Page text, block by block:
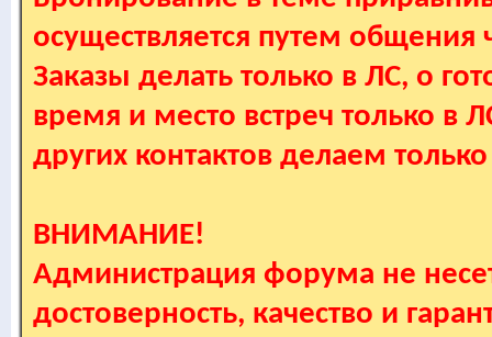
осуществляется путем
Заказы делать только в ЛС, о
время и место встреч только в
других контактов делаем
ВНИМАНИЕ!
Администрация форума не
достоверность, качество и